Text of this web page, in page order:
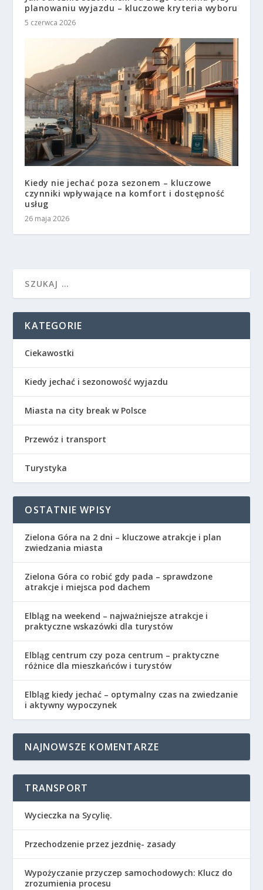
planowaniu wyjazdu – kluczowe kryteria wyboru
5 czerwca 2026
Kiedy nie jechać poza sezonem – kluczowe
czynniki wpływające na komfort i dostępność
usług
26 maja 2026
KATEGORIE
Ciekawostki
Kiedy jechać i sezonowość wyjazdu
Miasta na city break w Polsce
Przewóz i transport
Turystyka
OSTATNIE WPISY
Zielona Góra na 2 dni – kluczowe atrakcje i plan
zwiedzania miasta
Zielona Góra co robić gdy pada – sprawdzone
atrakcje i miejsca pod dachem
Elbląg na weekend – najważniejsze atrakcje i
praktyczne wskazówki dla turystów
Elbląg centrum czy poza centrum – praktyczne
różnice dla mieszkańców i turystów
Elbląg kiedy jechać – optymalny czas na zwiedzanie
i aktywny wypoczynek
NAJNOWSZE KOMENTARZE
TRANSPORT
Wycieczka na Sycylię.
Przechodzenie przez jezdnię- zasady
Wypożyczanie przyczep samochodowych: Klucz do
zrozumienia procesu